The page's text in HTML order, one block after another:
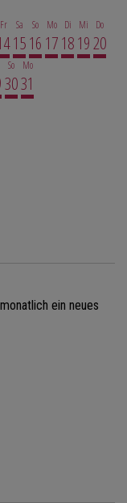
Fr Sa
15
So
16
Mo
17
Di
18
Mi
19
Do
20
So
30
Mo
31
ein neues